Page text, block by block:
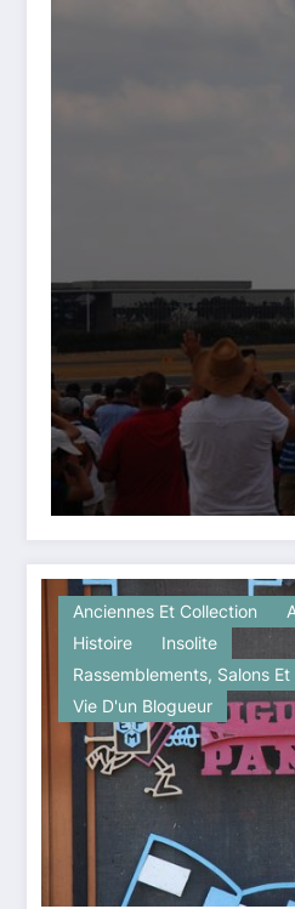
Anciennes Et Collection
Histoire
Insolite
Rassemblements, Salons
Vie D'un Blogueur